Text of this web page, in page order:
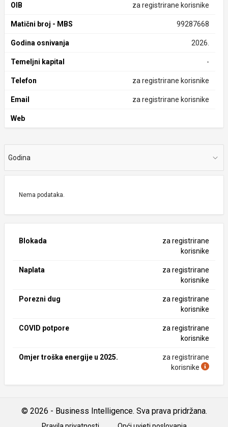
OIB za registrirane korisnike
Matični broj - MBS 99287668
Godina osnivanja 2026.
Temeljni kapital -
Telefon za registrirane korisnike
Email za registrirane korisnike
Web
Godina
Nema podataka.
Blokada
za registrirane
korisnike
Naplata
za registrirane
korisnike
Porezni dug
za registrirane
korisnike
COVID potpore
za registrirane
korisnike
Omjer troška energije u 2025.
za registrirane
korisnike
© 2026 - Business Intelligence. Sva prava pridržana.